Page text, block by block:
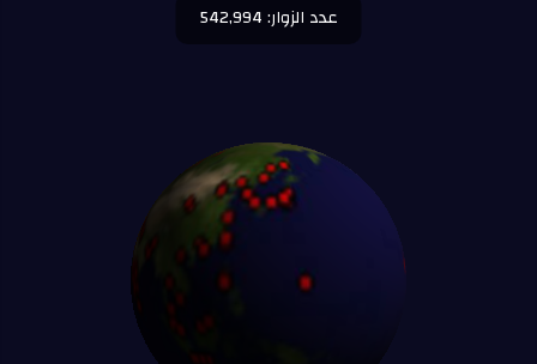
عدد الزوار: 542,994